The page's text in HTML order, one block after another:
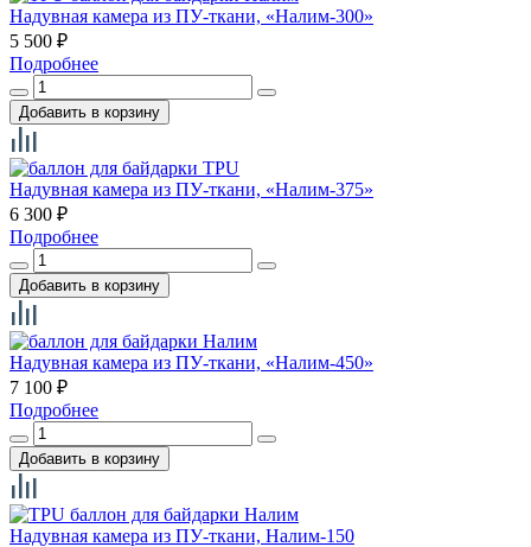
Надувная камера из ПУ-ткани, «Налим-300»
5 500 ₽
Подробнее
Надувная камера из ПУ-ткани, «Налим-375»
6 300 ₽
Подробнее
Надувная камера из ПУ-ткани, «Налим-450»
7 100 ₽
Подробнее
Надувная камера из ПУ-ткани, Налим-150